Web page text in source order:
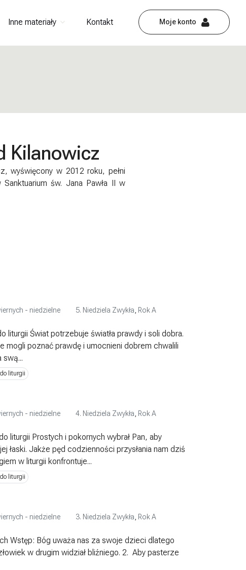
Moje konto
Inne materiały Kontakt
Kilanowicz
wyświęcony w 2012 roku, pełni
św. Jana Pawła II w
- niedzielne 5. Niedziela Zwykła Rok A
liturgii Świat potrzebuje światła prawdy i soli dobra.
mogli poznać prawdę i umocnieni dobrem chwalili
swą...
liturgii
- niedzielne 4. Niedziela Zwykła Rok A
liturgii Prostych i pokornych wybrał Pan, aby
łaski. Jakże pęd codzienności przysłania nam dziś
w liturgii konfrontuje...
liturgii
- niedzielne 3. Niedziela Zwykła Rok A
Wstęp: Bóg uważa nas za swoje dzieci dlatego
w drugim widział bliźniego. 2. Aby pasterze